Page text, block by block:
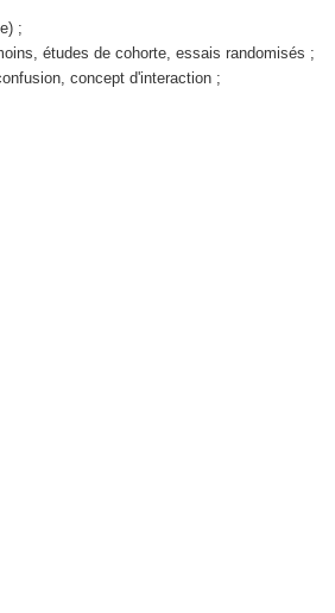
;
études de cohorte, essais randomisés ;
concept d'interaction ;